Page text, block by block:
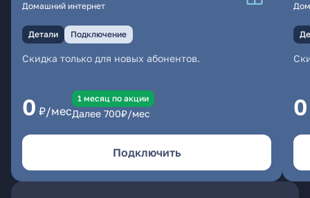
Домашний интернет
Детали Подключение
Скидка только для новых абонентов.
0 ₽/мес
1 месяц по акции
Далее 700₽/мес
Подключить
0